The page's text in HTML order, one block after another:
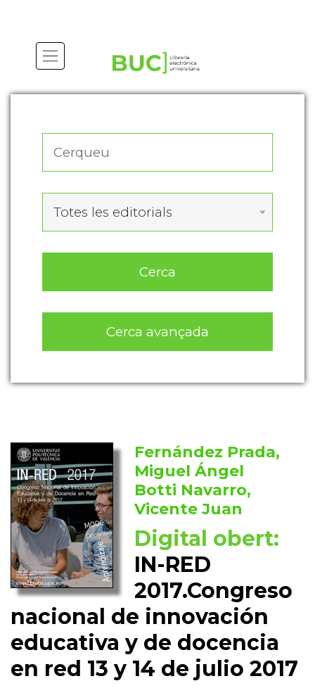
Totes les editorials
Cerca
Cerca avançada
Fernández Prada,
Miguel Ángel
Botti Navarro,
Vicente Juan
Digital obert:
IN-RED
2017.Congreso
nacional de innovación
educativa y de docencia
en red 13 y 14 de julio 2017